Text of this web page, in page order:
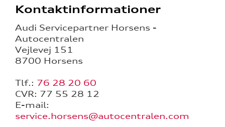
Kontaktinformationer
Audi Servicepartner Horsens -
Autocentralen
Vejlevej 151
8700 Horsens
Tlf.: 76 28 20 60
CVR: 77 55 28 12
E-mail:
service.horsens@autocentralen.com